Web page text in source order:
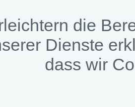
die
Dienste
dass wir